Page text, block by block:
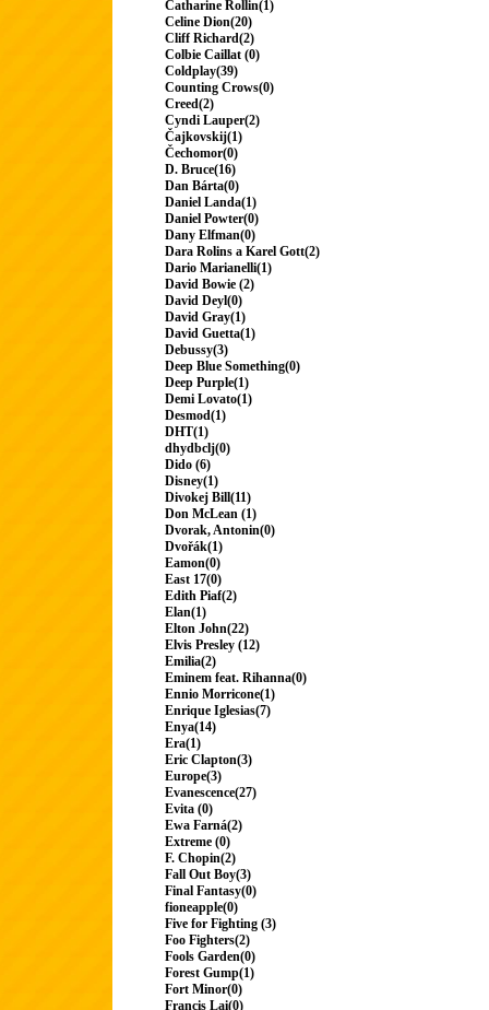
Catharine Rollin(1)
Celine Dion(20)
Cliff Richard(2)
Colbie Caillat (0)
Coldplay(39)
Counting Crows(0)
Creed(2)
Cyndi Lauper(2)
Čajkovskij(1)
Čechomor(0)
D. Bruce(16)
Dan Bárta(0)
Daniel Landa(1)
Daniel Powter(0)
Dany Elfman(0)
Dara Rolins a Karel Gott(2)
Dario Marianelli(1)
David Bowie (2)
David Deyl(0)
David Gray(1)
David Guetta(1)
Debussy(3)
Deep Blue Something(0)
Deep Purple(1)
Demi Lovato(1)
Desmod(1)
DHT(1)
dhydbclj(0)
Dido (6)
Disney(1)
Divokej Bill(11)
Don McLean (1)
Dvorak, Antonin(0)
Dvořák(1)
Eamon(0)
East 17(0)
Edith Piaf(2)
Elan(1)
Elton John(22)
Elvis Presley (12)
Emilia(2)
Eminem feat. Rihanna(0)
Ennio Morricone(1)
Enrique Iglesias(7)
Enya(14)
Era(1)
Eric Clapton(3)
Europe(3)
Evanescence(27)
Evita (0)
Ewa Farná(2)
Extreme (0)
F. Chopin(2)
Fall Out Boy(3)
Final Fantasy(0)
fioneapple(0)
Five for Fighting (3)
Foo Fighters(2)
Fools Garden(0)
Forest Gump(1)
Fort Minor(0)
Francis Lai(0)